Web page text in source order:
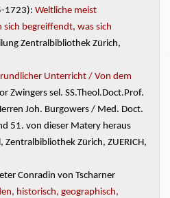
1723): Weltliche meist
sich begreiffendt, was sich
Zentralbibliothek Zürich,
Unterricht / Von dem
Zwingers sel. SS.Theol.Doct.Prof.
Joh. Burgowers / Med. Doct.
51. von dieser Matery heraus
Zentralbibliothek Zürich, ZUERICH,
Conradin von Tscharner
historisch, geographisch,